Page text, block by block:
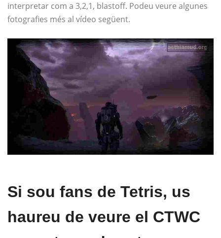
interpretar com a 3,2,1, blastoff. Podeu veure algunes
fotografies més al vídeo següent.
Si sou fans de Tetris, us
haureu de veure el CTWC